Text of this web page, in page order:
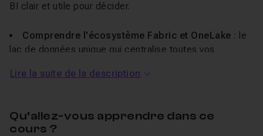
BI clair et utile pour décider.
Comprendre l'écosystème Fabric et OneLake : le
lac de données unique qui centralise toutes vos
l'analyse, pour ne plus jamais jongler entre cinq outils.
vos données et votre équipe, pour ranger vos fichiers au
bon endroit et éviter les erreurs de débutant.
Lire la suite de la description
Qu’allez-vous apprendre dans ce
cours ?